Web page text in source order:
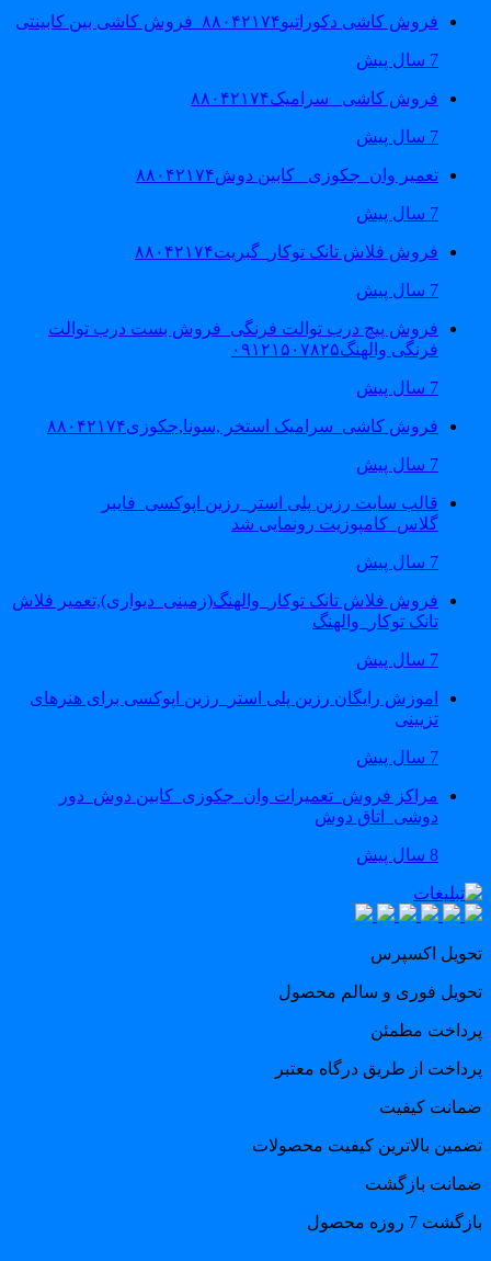
فروش کاشی دکوراتیو۸۸۰۴۲۱۷۴_فروش کاشی بین کابینتی
فروش کاشی _سرامیک۸۸۰۴۲۱۷۴
تعمیر وان_جکوزی_ کابین دوش۸۸۰۴۲۱۷۴
فروش فلاش تانک توکار_گبریت۸۸۰۴۲۱۷۴
فروش پیچ درب توالت فرنگی_فروش بست درب توالت
فرنگی والهنگ۰۹۱۲۱۵۰۷۸۲۵
فروش کاشی_سرامیک استخر ,سونا,جکوزی۸۸۰۴۲۱۷۴
قالب سایت رزین پلی استر_رزین اپوکسی_فایبر
گلاس_کامپوزیت رونمایی شد
فروش فلاش تانک توکار_والهنگ(زمینی_دیواری),تعمیر فلاش
تانک توکار_والهنگ
اموزش رایگان رزین پلی استر_رزین اپوکسی برای هنرهای
تزیینی
مراکز فروش_تعمیرات وان_جکوزی_کابین دوش_دور
دوشی_اتاق دوش
اکسپرس
فوری و سالم محصول
مطمئن
از طریق درگاه معتبر
کیفیت
بالاترین کیفیت محصولات
بازگشت
7 روزه محصول